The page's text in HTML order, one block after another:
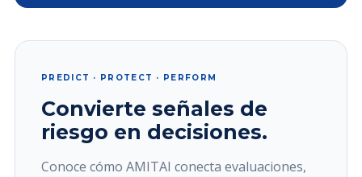
PREDICT · PROTECT · PERFORM
Convierte señales de
riesgo en decisiones.
Conoce cómo AMITAI conecta evaluaciones,